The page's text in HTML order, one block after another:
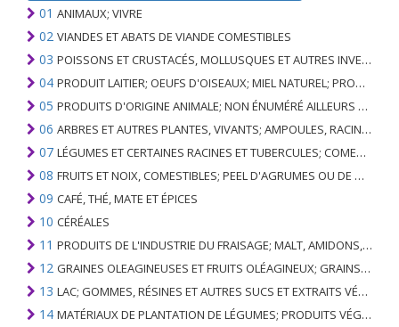
01 ANIMAUX; VIVRE
02 VIANDES ET ABATS DE VIANDE COMESTIBLES
03 POISSONS ET CRUSTACÉS, MOLLUSQUES ET AUTRES INVERTÉBRÉS AQUATIQUES
04 PRODUIT LAITIER; OEUFS D'OISEAUX; MIEL NATUREL; PRODUITS COMESTIBLES D'ORIGINE ANIMALE, NON ÉNUMÉRÉS AILLEURS OU INCLUS
05 PRODUITS D'ORIGINE ANIMALE; NON ÉNUMÉRÉ AILLEURS OU INCLUS
06 ARBRES ET AUTRES PLANTES, VIVANTS; AMPOULES, RACINES ET ANALOGUES; FLEURS COUPEES ET FEUILLAGE ORNEMENTAL
07 LÉGUMES ET CERTAINES RACINES ET TUBERCULES; COMESTIBLE
08 FRUITS ET NOIX, COMESTIBLES; PEEL D'AGRUMES OU DE MELONS
09 CAFÉ, THÉ, MATE ET ÉPICES
10 CÉRÉALES
11 PRODUITS DE L'INDUSTRIE DU FRAISAGE; MALT, AMIDONS, INULINE, GLUTEN DE BLÉ
12 GRAINES OLEAGINEUSES ET FRUITS OLÉAGINEUX; GRAINS DIVERS, GRAINES ET FRUITS, PLANTES INDUSTRIELLES OU MÉDICINALES; PAILLE ET FOURRAGE
13 LAC; GOMMES, RÉSINES ET AUTRES SUCS ET EXTRAITS VÉGÉTAUX
14 MATÉRIAUX DE PLANTATION DE LÉGUMES; PRODUITS VÉGÉTAUX NON DÉNOMMÉS NI COMPRIS AILLEURS